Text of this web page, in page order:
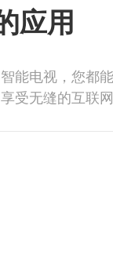
应用
能电视，您都
受无缝的互联